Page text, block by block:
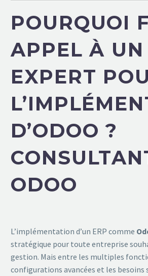
POURQUOI
APPEL À UN
EXPERT
D’ODOO ?
ODOO
L’implémentation d’un ERP comme
stratégique pour toute entreprise
gestion. Mais entre les multiples
configurations avancées et les besoins